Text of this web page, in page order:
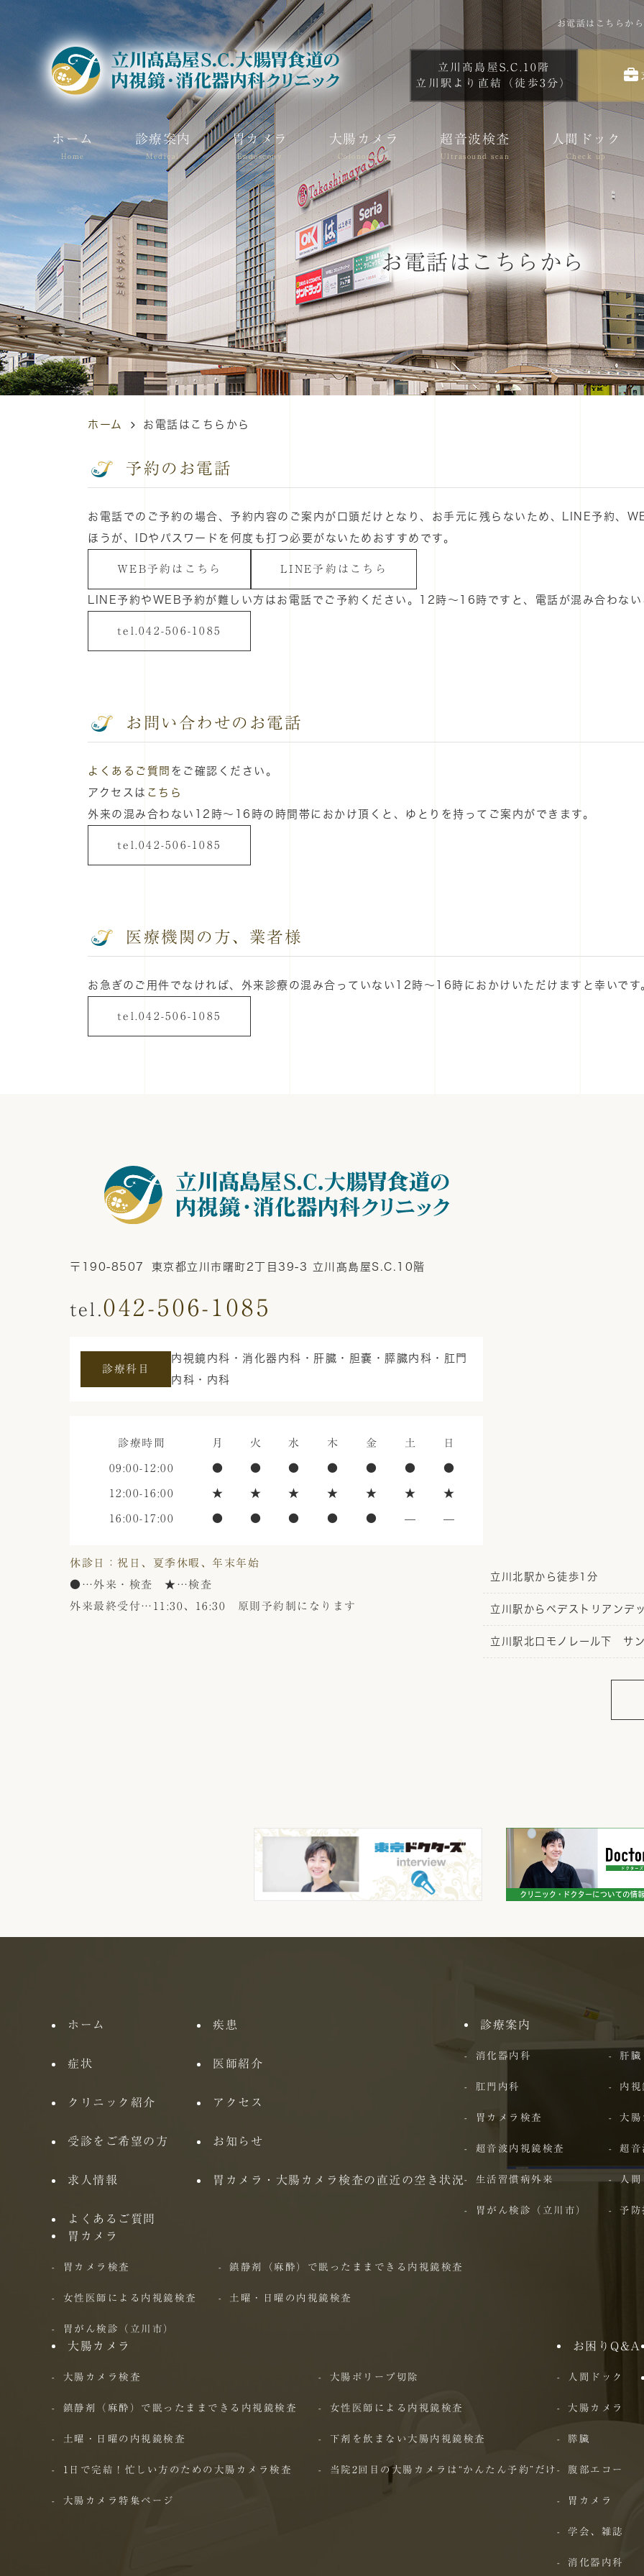
お電話はこちらか
立川髙島屋S.C.10階
立川駅より直結（徒歩3分）
ホーム
Home
診療案内
Medical
胃カメラ
Endoscopy
大腸カメラ
Colonoscopy
超音波検査
Ultrasound scan
人間ドック
Check up
お電話はこちらから
ホーム お電話はこちらから
予約のお電話
お電話でのご予約の場合、予約内容のご案内が口頭だけとなり、お手元に残らないため、LINE予約、
ほうが、IDやパスワードを何度も打つ必要がないためおすすめです。
WEB予約はこちら LINE予約はこちら
LINE予約やWEB予約が難しい方はお電話でご予約ください。12時～16時ですと、電話が混み合わない
tel.042-506-1085
お問い合わせのお電話
よくあるご質問 をご確認ください。
アクセスは こちら
外来の混み合わない12時～16時の時間帯におかけ頂くと、ゆとりを持ってご案内ができます。
tel.042-506-1085
医療機関の方、業者様
お急ぎのご用件でなければ、外来診療の混み合っていない12時～16時におかけいただけますと幸いです
tel.042-506-1085
〒190-8507 東京都立川市曙町2丁目39-3 立川髙島屋S.C.10階
042-506-1085
診療科目
内視鏡内科・消化器内科・肝臓・胆嚢・膵臓内科・肛門
内科・内科
診療時間 月 火 水 木 金 土 日
09:00-12:00 ● ● ● ● ● ● ●
12:00-16:00 ★ ★ ★ ★ ★ ★ ★
16:00-17:00 ● ● ● ● ● — —
休診日：祝日、夏季休暇、年末年始
● …外来・検査 ★ …検査
外来最終受付…11:30、16:30
原則予約制になります
立川北駅から徒歩1分
立川駅からペデストリアンデ
立川駅北口モノレール下 サ
ホーム 疾患
症状 医師紹介
クリニック紹介 アクセス
受診をご希望の方 お知らせ
求人情報 胃カメラ・大腸カメラ検査の直近の空き状況
よくあるご質問
診療案内
消化器内科 肝
肛門内科 内
胃カメラ検査 大腸
超音波内視鏡検査 超音
生活習慣病外来 人間
胃がん検診（立川市） 予
胃カメラ
胃カメラ検査 鎮静剤（麻酔）で眠ったままできる内視鏡検査
女性医師による内視鏡検査 土曜・日曜の内視鏡検査
胃がん検診（立川市）
大腸カメラ
大腸カメラ検査 大腸ポリープ切除
鎮静剤（麻酔）で眠ったままできる内視鏡検査 女性医師による内視鏡検査
土曜・日曜の内視鏡検査 下剤を飲まない大腸内視鏡検査
1日で完結！忙しい方のための大腸カメラ検査 当院2回目の大腸カメラは“かんたん予約”だけ
大腸カメラ特集ページ
お困りQ&A
人間ドック
大腸カメラ
膵臓
腹部エコー
胃カメラ
学会、雑誌
消化器内科